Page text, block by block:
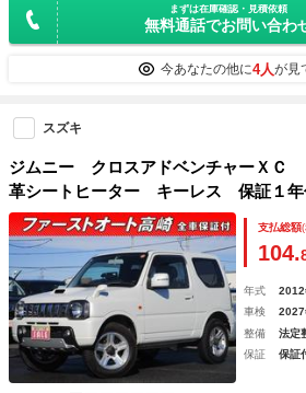
まずは在庫確認・見積依頼
無料通話でお問い合わ
今あなたの他に4人が見
スズキ
ジムニー クロスアドベンチャーＸ
革シートヒーター キーレス 保証１年
支払総額(
104.
年式 2012
車検
2027
整備
法定
保証
保証